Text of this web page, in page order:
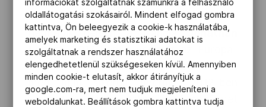
A brittel azonos pontszámmal áll a
harmadik helyen a franciaJonathan
Lobert. 2017-ben ő végzett az Európa-
bajnokság élén. Balatonföldváron futamot
még nem sikerült nyernie. 2012-ben
viszont a londoni olimpián bronzérmet
információkat szolgáltatnak számunkra a felhasználó
oldallátogatási szokásairól. Mindent elfogad gombra
kattintva, Ön beleegyezik a cookie-k használatába,
amelyek marketing és statisztikai adatokat is
szolgáltatnak a rendszer használatához
elengedhetetlenül szükségeseken kívül. Amennyiben
minden cookie-t elutasít, akkor átirányítjuk a
google.com-ra, mert nem tudjuk megjeleníteni a
weboldalunkat. Beállítások gombra kattintva tudja